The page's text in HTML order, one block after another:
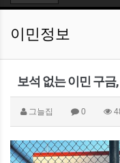
이민정보
보석 없는 이민 구
그늘집 0